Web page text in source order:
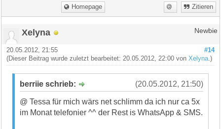
Homepage Zitieren
Xelyna Newbie
#14
20.05.2012, 21:55
(Dieser Beitrag wurde zuletzt bearbeitet: 20.05.2012, 22:00 vonXelyna.)
(20.05.2012, 21:50)
berriie schrieb:
@ Tessa für mich wärs net schlimm da ich nur ca 5x
im Monat telefonier ^^ der Rest is WhatsApp & SMS.